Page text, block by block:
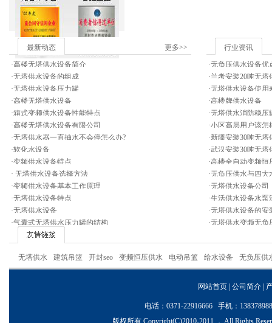
最新动态
更多>>
·高楼无塔供水设备简介
·无塔供水设备的组成
·无塔供水设备压力罐
·高楼无塔供水设备
·箱式变频供水设备性能特点
·高楼无塔供水设备有限公司
·无塔供水器一直抽水不会停怎么办?
·软化水设备
·变频供水设备特点
· 无塔供水设备选择方法
·变频供水设备基本工作原理
·无塔供水设备特点
·无塔供水设备
·气囊式无塔供水压力罐的结构
行业资讯
·无负压供水设备优
·兰考安装20吨无塔
·无塔供水设备使用
·高楼牌供水设备
·无塔供水消防稳压
·小区高层用户该怎
·新疆安装30吨无塔
·武汉安装30吨无塔
·高楼全自动变频恒
·无负压供水与四大
·无塔供水设备公司
·生活供水设备水泵
·无塔供水设备的安
·无塔供水变频无负
无塔供水 建筑吊篮 开封seo 变频恒压供水 电动吊篮 给水设备 无负压供
网站首页 公司简介
电话：0371-22916666 手机：
版权所有 Copyright(C)2010-2011 ， All Rights